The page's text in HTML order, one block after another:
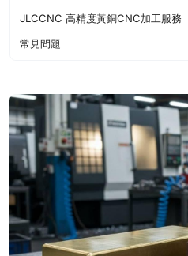
JLCCNC 高精度黃銅CNC加工服務
常見問題